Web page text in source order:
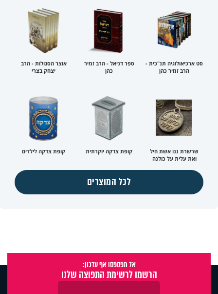
סט ארכיאולוגיה תנ"כית -
הרב זמיר כהן
ספר דניאל - הרב זמיר
כהן
אוצר הסגולות - הרב
יצחק בצרי
שרשרת ננו אשת חיל
ואת עלית על כולנה
קופת צדקה יוקרתית קופת צדקה לילדים
לכל המוצרים
אל תפספסו אף עדכון:
הרשמו לרשימת התפוצה שלנו